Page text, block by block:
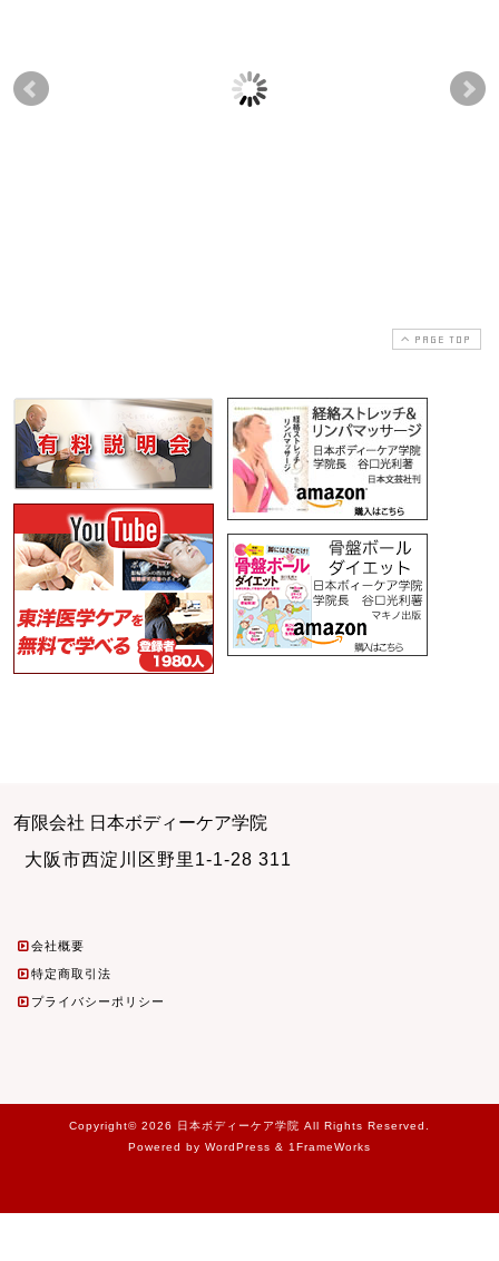
大阪校講師 竹島先生
の活動。
当学院の東京校卒業生
の中島みゆき先生が地
岩
市
PAGE TOP
有限会社 日本ボディーケア学院
大阪市西淀川区野里1-1-28 311
会社概要
特定商取引法
プライバシーポリシー
Copyright© 2026 日本ボディーケア学院 All Rights Reserved.
Powered by WordPress & 1FrameWorks